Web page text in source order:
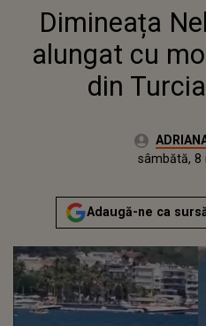
CU MOPUL PE
AUDIO
Dimineața
alungat cu
din
Autor:
Actualizat:
sâmbătă, 8
Adaugă-ne ca